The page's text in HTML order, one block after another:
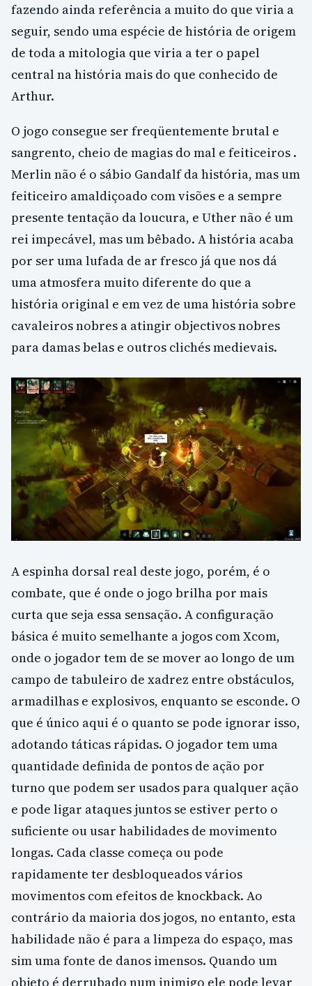
fazendo ainda referência a muito do que viria a
seguir, sendo uma espécie de história de origem
de toda a mitologia que viria a ter o papel
central na história mais do que conhecido de
Arthur.
O jogo consegue ser freqüentemente brutal e
sangrento, cheio de magias do mal e feiticeiros .
Merlin não é o sábio Gandalf da história, mas um
feiticeiro amaldiçoado com visões e a sempre
presente tentação da loucura, e Uther não é um
rei impecável, mas um bêbado. A história acaba
por ser uma lufada de ar fresco já que nos dá
uma atmosfera muito diferente do que a
história original e em vez de uma história sobre
cavaleiros nobres a atingir objectivos nobres
para damas belas e outros clichés medievais.
A espinha dorsal real deste jogo, porém, é o
combate, que é onde o jogo brilha por mais
curta que seja essa sensação. A configuração
básica é muito semelhante a jogos com Xcom,
onde o jogador tem de se mover ao longo de um
campo de tabuleiro de xadrez entre obstáculos,
armadilhas e explosivos, enquanto se esconde. O
que é único aqui é o quanto se pode ignorar isso,
adotando táticas rápidas. O jogador tem uma
quantidade definida de pontos de ação por
turno que podem ser usados para qualquer ação
e pode ligar ataques juntos se estiver perto o
suficiente ou usar habilidades de movimento
longas. Cada classe começa ou pode
rapidamente ter desbloqueados vários
movimentos com efeitos de knockback. Ao
contrário da maioria dos jogos, no entanto, esta
habilidade não é para a limpeza do espaço, mas
sim uma fonte de danos imensos. Quando um
objeto é derrubado num inimigo ele pode levar